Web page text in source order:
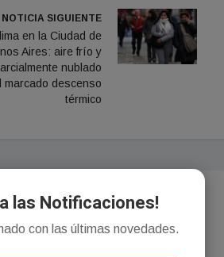
NOTICIA SIGUIENTE
en la Ciudad de
Aires: aire frío y
nublado
marcado descenso
térmico
las Notificaciones!
con las últimas novedades.